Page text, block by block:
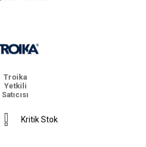
Troika
Yetkili
Satıcısı
Kritik Stok